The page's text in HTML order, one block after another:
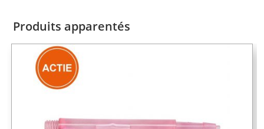
Produits apparentés